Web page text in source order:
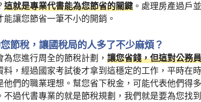
這就是專業代書能為您節省的關鍵 。處理房產過戶
能讓您節省一筆不小的開銷。
節稅，讓國稅局的人多了不少麻煩？
為您進行周全的節稅計劃， 讓您省錢，但這對公務
料，經過國家考試後才拿到這穩定的工作，平時在
他們的職業理想。幫您省下稅金，可能代表他們得
不過代書專業的就是節稅規劃，我們就是要為您找